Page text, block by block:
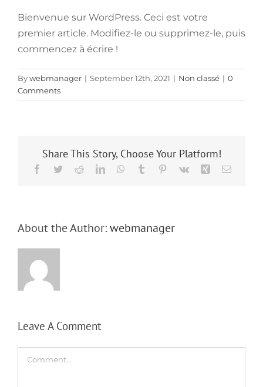
Bienvenue sur WordPress. Ceci est votre
premier article. Modifiez-le ou supprimez-le, puis
commencez à écrire !
Bywebmanager | September 12th, 2021 | Non classé | 0
Comments
Share This Story, Choose Your Platform!
Facebook
TwitterRedditLinkedInWhatsApp
Tumblr Pinterest
Vk Xing Email
About the Author: webmanager
Leave A Comment
Comment